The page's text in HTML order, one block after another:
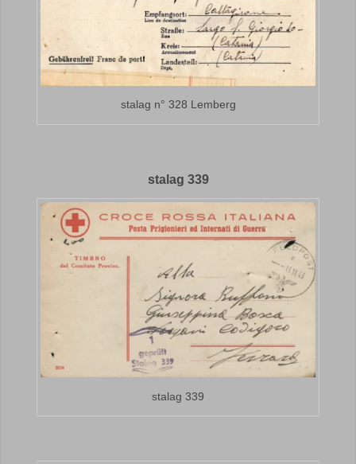
stalag n° 328 Lemberg
stalag 339
stalag 339